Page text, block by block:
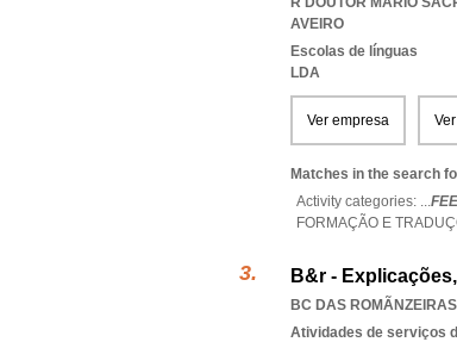
AVEIRO
Escolas de línguas
LDA
Ver empresa
Matches in the search
Activity categories: ...
FORMAÇÃO E
B&r -
BC DAS
Atividades de serviços